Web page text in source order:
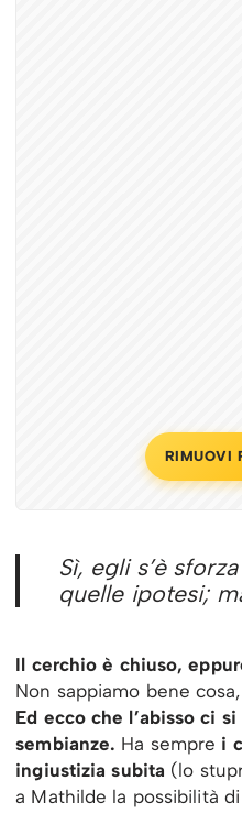
RIMUOVI
Sì, egli s’è
quelle ipotesi;
Il cerchio è chiuso,
Non sappiamo bene
Ed ecco che l’abisso ci
sembianze. Ha sempre i
ingiustizia subita (lo
a Mathilde la possibilità